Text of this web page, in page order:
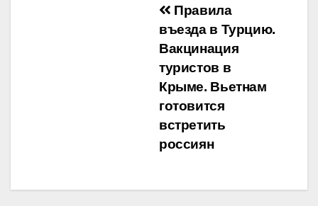
Навигация
Правила
въезда в Турцию.
Вакцинация
туристов в
Крыме. Вьетнам
готовится
встретить
россиян